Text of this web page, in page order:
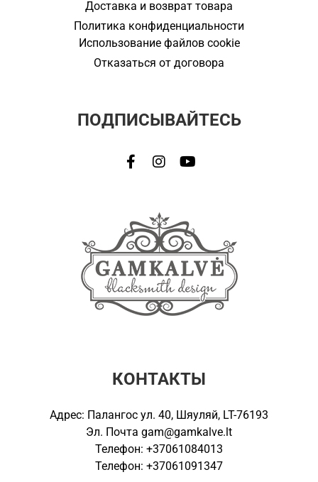
Доставка и возврат товара
Политика конфиденциальности
Использование файлов cookie
Отказаться от договора
ПОДПИСЫВАЙТЕСЬ
КОНТАКТЫ
Адрес: Палангос ул. 40, Шяуляй, LT-76193
Эл. Почта gam@gamkalve.lt
Телефон: +37061084013
Телефон: +37061091347